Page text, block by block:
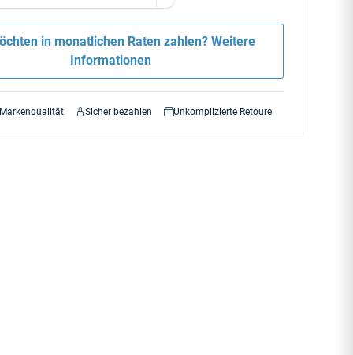
in monatlichen Raten zahlen? Weitere
Informationen
Sicher bezahlen Unkomplizierte Retoure